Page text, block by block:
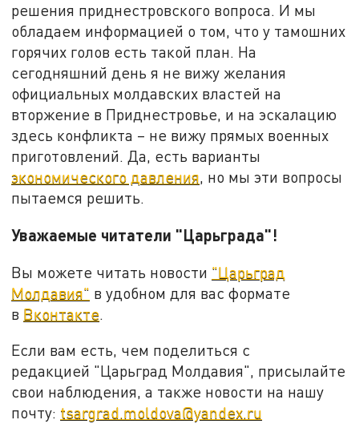
решения приднестровского вопроса. И мы
обладаем информацией о том, что у тамошних
горячих голов есть такой план. На
сегодняшний день я не вижу желания
официальных молдавских властей на
вторжение в Приднестровье, и на эскалацию
здесь конфликта – не вижу прямых военных
приготовлений. Да, есть варианты
экономического давления, но мы эти вопросы
пытаемся решить.
Уважаемые читатели "Царьграда"!
Вы можете читать новости "Царьград
Молдавия" в удобном для вас формате
в Вконтакте
Если вам есть, чем поделиться с
редакцией "Царьград Молдавия", присылайте
свои наблюдения, а также новости на нашу
почту: tsargrad.moldova@yandex.ru